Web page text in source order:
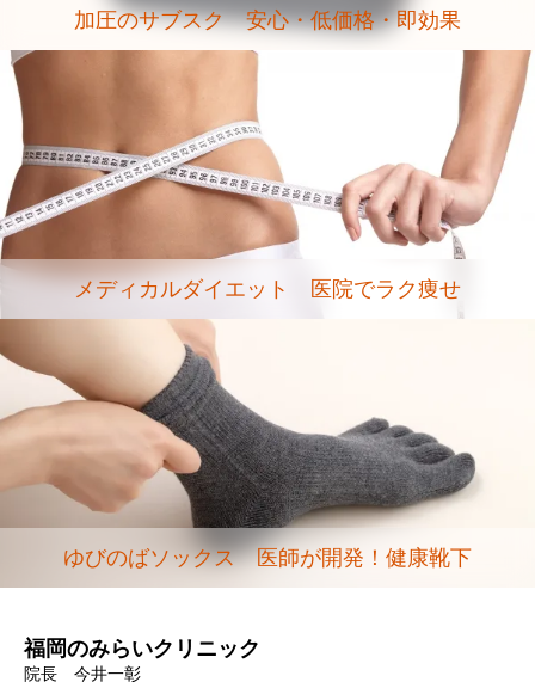
加圧のサブスク 安心・低価格・即効果
メディカルダイエット 医院でラク痩せ
ゆびのばソックス 医師が開発！健康靴下
福岡のみらいクリニック
院長 今井一彰